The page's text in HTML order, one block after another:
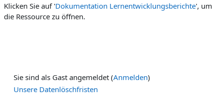
Klicken Sie auf 'Dokumentation Lernentwicklungsberichte', um
die Ressource zu öffnen.
Sie sind als Gast angemeldet (Anmelden)
Unsere Datenlöschfristen